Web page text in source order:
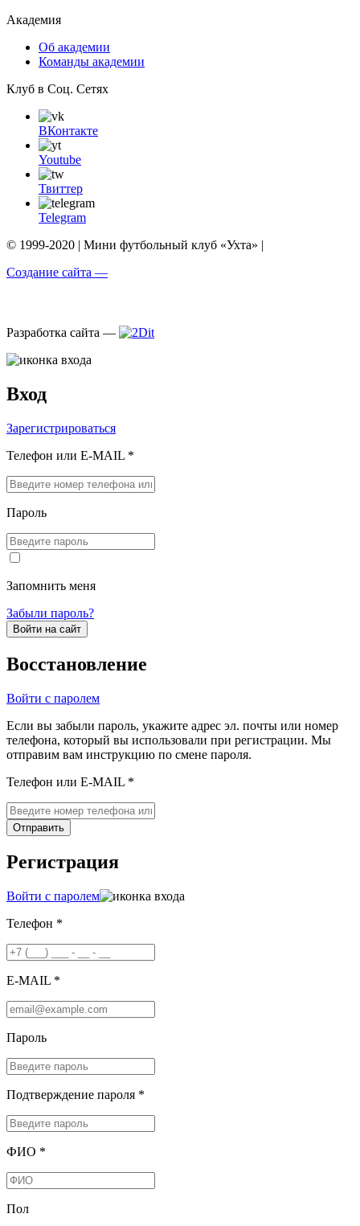
Академия
Об академии
Команды академии
Клуб в Соц. Сетях
ВКонтакте
Youtube
Твиттер
Telegram
© 1999-2020 | Мини футбольный клуб «Ухта» |
Создание сайта —
Разработка сайта —
Вход
Зарегистрироваться
Телефон или E-MAIL *
Пароль
Запомнить меня
Забыли пароль?
Войти на сайт
Восстановление
Войти с паролем
Если вы забыли пароль, укажите адрес эл. почты или номер
телефона, который вы использовали при регистрации. Мы
отправим вам инструкцию по смене пароля.
Телефон или E-MAIL *
Отправить
Регистрация
Войти с паролем
Телефон *
E-MAIL *
Пароль
Подтверждение пароля *
ФИО *
Пол